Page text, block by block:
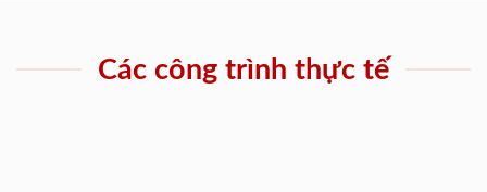
Các công trình thực tế